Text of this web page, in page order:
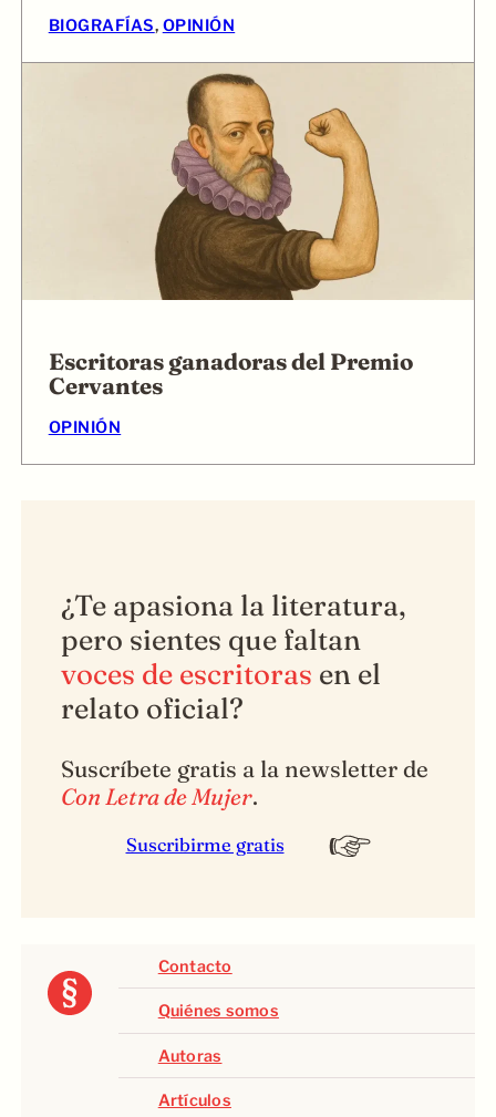
BIOGRAFÍAS, OPINIÓN
Escritoras ganadoras del Premio
Cervantes
OPINIÓN
¿Te apasiona la literatura,
pero sientes que faltan
voces de escritoras en el
relato oficial?
Suscríbete gratis a la newsletter de
Con Letra de Mujer.
Suscribirme gratis
Contacto
Quiénes somos
Autoras
Artículos